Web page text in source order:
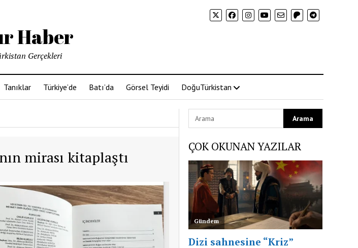
Haber
Gerçekleri
Tanıklar Türkiye’de Batı’da Görsel Teyidi DoğuTürkistan
mirası kitaplaştı
ÇOK OKUNAN YAZILAR